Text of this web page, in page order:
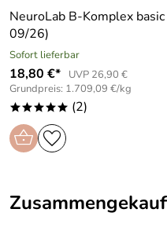
NeuroLab B-Komplex
09/26)
Sofort lieferbar
18,80 €*
UVP 26,90 €
Grundpreis: 1.709,09 €/kg
***** (2)